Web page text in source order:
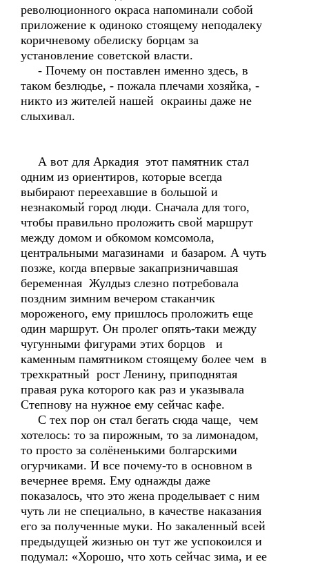
революционного окраса напоминали собой
приложение к одиноко стоящему неподалеку
коричневому обелиску борцам за
установление советской власти.
- Почему он поставлен именно здесь, в
таком безлюдье, - пожала плечами хозяйка, -
никто из жителей нашей окраины даже не
слыхивал.
А вот для Аркадия этот памятник стал
одним из ориентиров, которые всегда
выбирают переехавшие в большой и
незнакомый город люди. Сначала для того,
чтобы правильно проложить свой маршрут
между домом и обкомом комсомола,
центральными магазинами и базаром. А чуть
позже, когда впервые закапризничавшая
беременная Жулдыз слезно потребовала
поздним зимним вечером стаканчик
мороженого, ему пришлось проложить еще
один маршрут. Он пролег опять-таки между
чугунными фигурами этих борцов и
каменным памятником стоящему более чем в
трехкратный рост Ленину, приподнятая
правая рука которого как раз и указывала
Степнову на нужное ему сейчас кафе.
С тех пор он стал бегать сюда чаще, чем
хотелось: то за пирожным, то за лимонадом,
то просто за солёненькими болгарскими
огурчиками. И все почему-то в основном в
вечернее время. Ему однажды даже
показалось, что это жена проделывает с ним
чуть ли не специально, в качестве наказания
его за полученные муки. Но закаленный всей
предыдущей жизнью он тут же успокоился и
подумал: «Хорошо, что хоть сейчас зима, и ее